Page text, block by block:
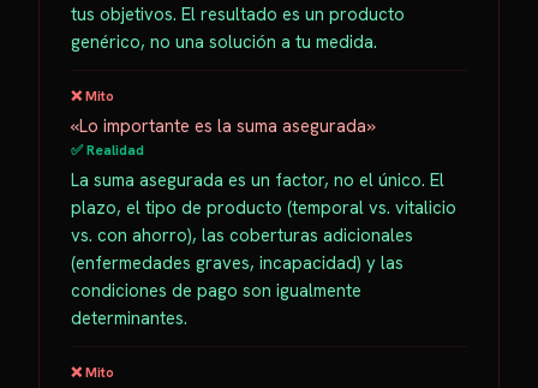
tus objetivos. El resultado es un producto
genérico, no una solución a tu medida.
❌ Mito
«Lo importante es la suma asegurada»
✅ Realidad
La suma asegurada es un factor, no el único. El
plazo, el tipo de producto (temporal vs. vitalicio
vs. con ahorro), las coberturas adicionales
(enfermedades graves, incapacidad) y las
condiciones de pago son igualmente
determinantes.
❌ Mito